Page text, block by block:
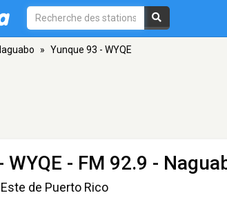
» Yunque 93 - WYQE
WYQE - FM 92.9 -
de Puerto Rico